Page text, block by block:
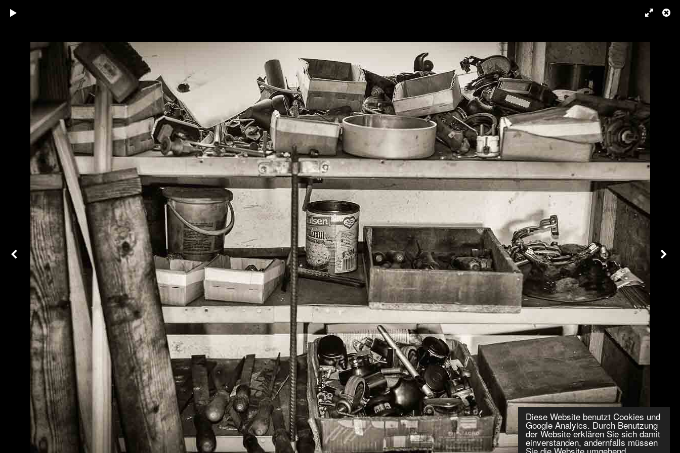
Diese Website benutzt Cookies und
Google Analyics. Durch Benutzung
der Website erklären Sie sich damit
einverstanden, andernfalls müssen